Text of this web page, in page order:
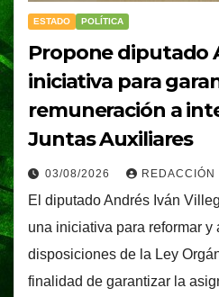
ESTADO POLÍTICA
Propone diputado
iniciativa para
remuneración a
Juntas Auxiliares
03/08/2026 REDACCIÓN
El diputado Andrés Iván
una iniciativa para reformar y
disposiciones de la Ley
finalidad de garantizar la